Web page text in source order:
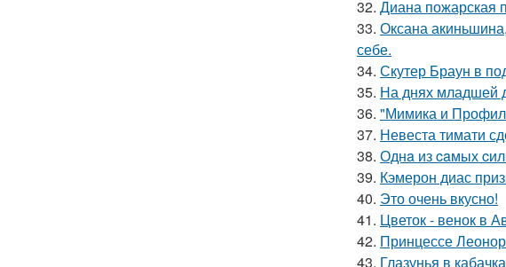
32. Диана пожарская
33. Оксана
себе.
34. Скутер Браун в
35. На днях младшей
36. "Мимика и
37. Невеста тимати
38. Однa из caмых
39. Кэмерон диас
40. Это очень вкусно!
41. Цветок - венок в
42. Принцессе
43. Глазунья в